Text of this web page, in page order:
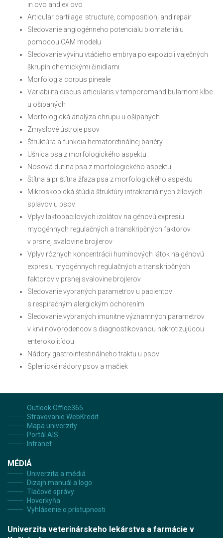
in ovo and ex ovo
Articular cartilage: structure, composition, and repair
Sledovanie angiogénneho potenciálu biomateriálu
pomocou CAM modelu
Sledovanie vývinu vtáčieho embrya po expozícii vaječných
škrupín chemickými činidlami
Morfologia corpus pineale
Variabilita discus articularis v temporomandibularnom kĺbe
u ošípaných
Morfologická analýza chrupu u ošípaných
Zmyslové ústroje psov
Štruktúra a funkcia hematoretinálnej bariéry
Ušnica psa z morfologického aspektu
Nosová dutina psa z morfologického aspektu
Štítna a prištítna žľaza psa z morfologického aspektu
Mikroskopická štúdia štruktúry intrakraniálnych žilových
splavov u psov
Vplyv laktobacilových izolátov na génovú expresiu
myogénnych regulačných a transkripčných faktorov
v prsnej svalovine brojlerov
Vplyv rôznych koncentrácii humínových látok na génovú
expresiu myogénnych regulačných a transkripčných
faktorov v prsnej svalovine brojlerov
Sledovanie vybraných parametrov u pacientov
s respiračným alergickým ochorením
Sledovanie vybraných imunitne významných parametrov
v krvi novorodencov s diagnostikovanou nekrotizujúcou
enterokolitídou
Nádory gastrointestinálneho traktu u psov
Splenické nádory psov a mačiek
Outlook Office365
Stravovanie WebKredit
Mapa univerzity
Portál AIS
Intranet
MÉDIÁ
Univerzita a médiá
Dizajn manuál a logo
Tlačové správy
Hovorkyňa
Vyhlásenie o prístupnosti
Univerzita veterinárskeho lekárstva a farmácie v